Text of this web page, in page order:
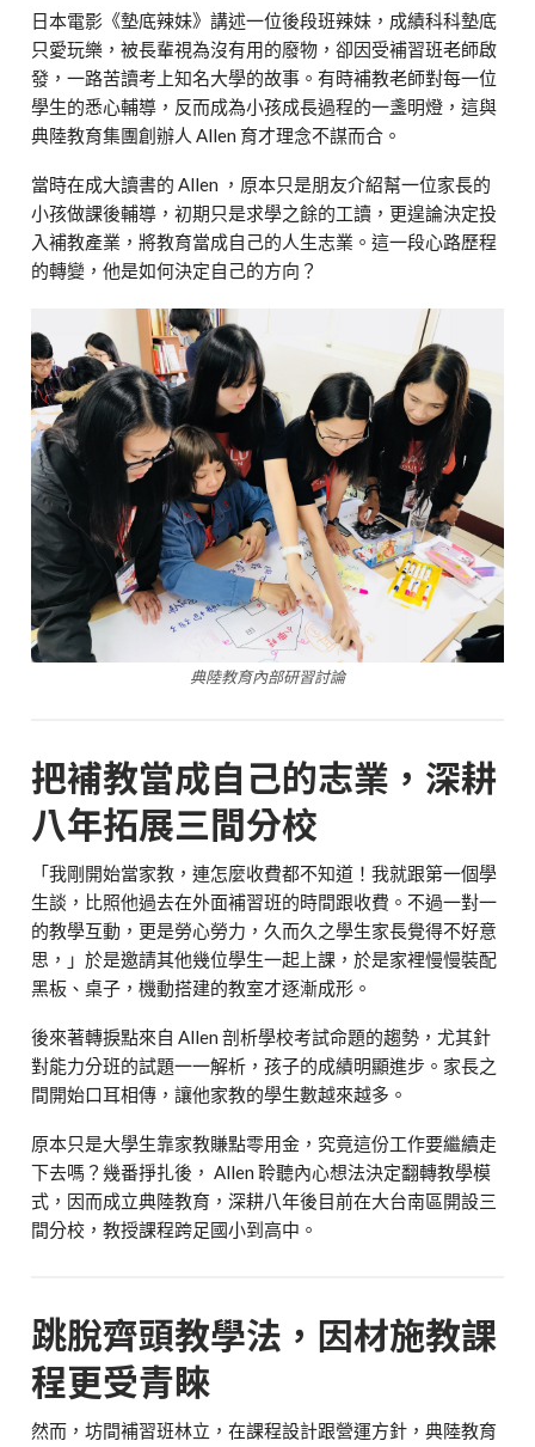
日本電影《墊底辣妹》講述一位後段班辣妹，成績科科墊底
只愛玩樂，被長輩視為沒有用的廢物，卻因受補習班老師啟
發，一路苦讀考上知名大學的故事。有時補教老師對每一位
學生的悉心輔導，反而成為小孩成長過程的一盞明燈，這與
典陸教育集團創辦人 Allen 育才理念不謀而合。
當時在成大讀書的 Allen ，原本只是朋友介紹幫一位家長的
小孩做課後輔導，初期只是求學之餘的工讀，更遑論決定投
入補教產業，將教育當成自己的人生志業。這一段心路歷程
的轉變，他是如何決定自己的方向？
典陸教育內部研習討論
把補教當成自己的志業，深耕
八年拓展三間分校
「我剛開始當家教，連怎麼收費都不知道！我就跟第一個學
生談，比照他過去在外面補習班的時間跟收費。不過一對一
的教學互動，更是勞心勞力，久而久之學生家長覺得不好意
思，」於是邀請其他幾位學生一起上課，於是家裡慢慢裝配
黑板、桌子，機動搭建的教室才逐漸成形。
後來著轉捩點來自 Allen 剖析學校考試命題的趨勢，尤其針
對能力分班的試題一一解析，孩子的成績明顯進步。家長之
間開始口耳相傳，讓他家教的學生數越來越多。
原本只是大學生靠家教賺點零用金，究竟這份工作要繼續走
下去嗎？幾番掙扎後， Allen 聆聽內心想法決定翻轉教學模
式，因而成立典陸教育，深耕八年後目前在大台南區開設三
間分校，教授課程跨足國小到高中。
跳脫齊頭教學法，因材施教課
程更受青睞
然而，坊間補習班林立，在課程設計跟營運方針，典陸教育